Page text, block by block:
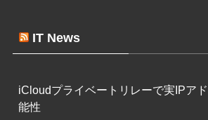
IT News
iCloudプライベートリレーで実IPア
能性